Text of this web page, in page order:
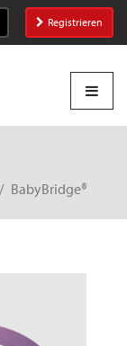
Registrieren
BabyBridge®